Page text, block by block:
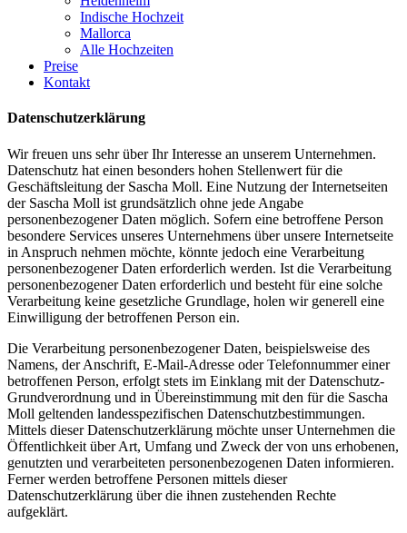
Indische Hochzeit
Mallorca
Alle Hochzeiten
Preise
Kontakt
Datenschutzerklärung
Wir freuen uns sehr über Ihr Interesse an unserem Unternehmen.
Datenschutz hat einen besonders hohen Stellenwert für die
Geschäftsleitung der Sascha Moll. Eine Nutzung der Internetseiten
der Sascha Moll ist grundsätzlich ohne jede Angabe
personenbezogener Daten möglich. Sofern eine betroffene Person
besondere Services unseres Unternehmens über unsere Internetseite
in Anspruch nehmen möchte, könnte jedoch eine Verarbeitung
personenbezogener Daten erforderlich werden. Ist die Verarbeitung
personenbezogener Daten erforderlich und besteht für eine solche
Verarbeitung keine gesetzliche Grundlage, holen wir generell eine
Einwilligung der betroffenen Person ein.
Die Verarbeitung personenbezogener Daten, beispielsweise des
Namens, der Anschrift, E-Mail-Adresse oder Telefonnummer einer
betroffenen Person, erfolgt stets im Einklang mit der Datenschutz-
Grundverordnung und in Übereinstimmung mit den für die Sascha
Moll geltenden landesspezifischen Datenschutzbestimmungen.
Mittels dieser Datenschutzerklärung möchte unser Unternehmen die
Öffentlichkeit über Art, Umfang und Zweck der von uns erhobenen,
genutzten und verarbeiteten personenbezogenen Daten informieren.
Ferner werden betroffene Personen mittels dieser
Datenschutzerklärung über die ihnen zustehenden Rechte
aufgeklärt.